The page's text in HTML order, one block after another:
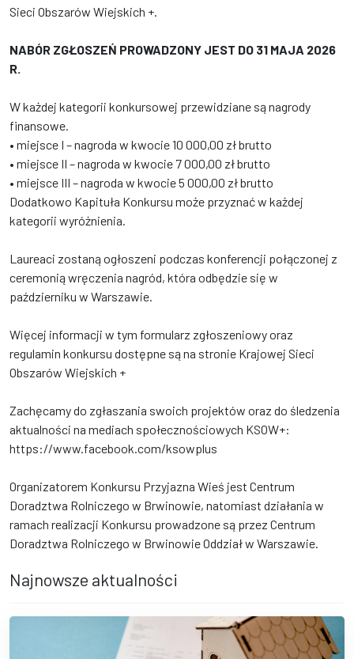
Sieci Obszarów Wiejskich +.
NABÓR ZGŁOSZEŃ PROWADZONY JEST DO 31 MAJA 2026
R.
W każdej kategorii konkursowej przewidziane są nagrody
finansowe.
• miejsce I – nagroda w kwocie 10 000,00 zł brutto
• miejsce II – nagroda w kwocie 7 000,00 zł brutto
• miejsce III – nagroda w kwocie 5 000,00 zł brutto
Dodatkowo Kapituła Konkursu może przyznać w każdej
kategorii wyróżnienia.
Laureaci zostaną ogłoszeni podczas konferencji połączonej z
ceremonią wręczenia nagród, która odbędzie się w
październiku w Warszawie.
Więcej informacji w tym formularz zgłoszeniowy oraz
regulamin konkursu dostępne są na stronie Krajowej Sieci
Obszarów Wiejskich +
Zachęcamy do zgłaszania swoich projektów oraz do śledzenia
aktualności na mediach społecznościowych KSOW+:
https://www.facebook.com/ksowplus
Organizatorem Konkursu Przyjazna Wieś jest Centrum
Doradztwa Rolniczego w Brwinowie, natomiast działania w
ramach realizacji Konkursu prowadzone są przez Centrum
Doradztwa Rolniczego w Brwinowie Oddział w Warszawie.
Najnowsze aktualności